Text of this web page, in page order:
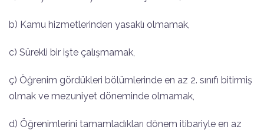
b) Kamu hizmetlerinden yasaklı olmamak,
c) Sürekli bir işte çalışmamak,
ç) Öğrenim gördükleri bölümlerinde en az 2. sınıfı bitirmiş
olmak ve mezuniyet döneminde olmamak,
d) Öğrenimlerini tamamladıkları dönem itibariyle en az